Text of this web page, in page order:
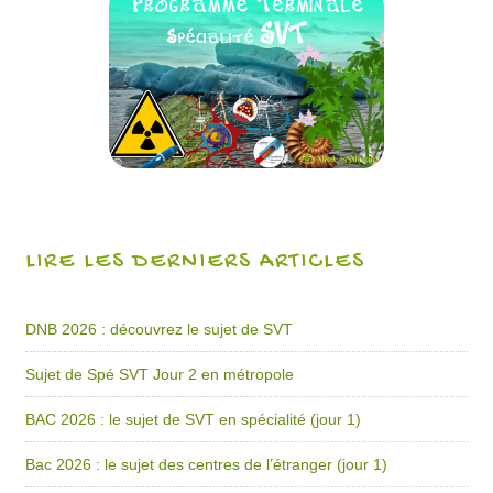
LIRE LES DERNIERS ARTICLES
DNB 2026 : découvrez le sujet de SVT
Sujet de Spé SVT Jour 2 en métropole
BAC 2026 : le sujet de SVT en spécialité (jour 1)
Bac 2026 : le sujet des centres de l’étranger (jour 1)